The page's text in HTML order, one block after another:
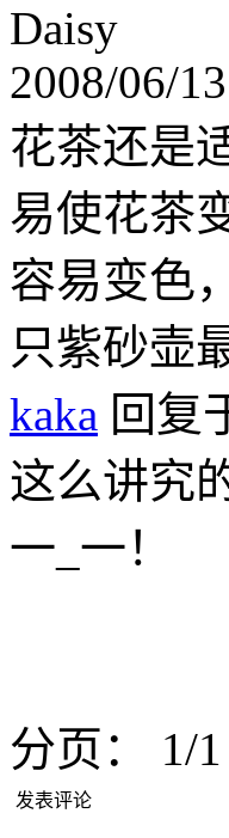
Daisy
2008/06/
花茶还是
易使花茶
容易变色
只紫砂壶
kaka 回复
这么讲究
一_一！
分页： 1/1
发表评论